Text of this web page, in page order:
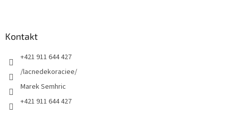
Kontakt
+421 911 644 427
/lacnedekoraciee/
Marek Semhric
+421 911 644 427